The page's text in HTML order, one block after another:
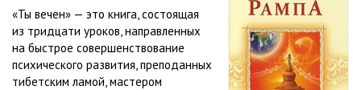
«Ты вечен» — это книга, состоящая
из тридцати уроков, направленных
на быстрое совершенствование
психического развития, преподанных
тибетским ламой, мастером